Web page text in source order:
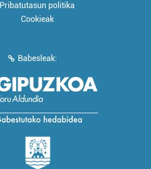
Pribatutasun politika
Cookieak
Babesleak: